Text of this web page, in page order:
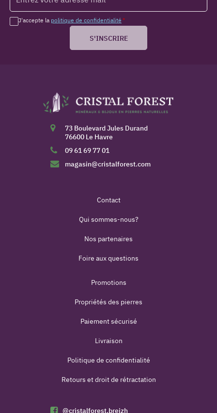
J'accepte la politique de confidentialité *
S'INSCRIRE
73 Boulevard Jules Durand
76600 Le Havre
09 61 69 77 01
magasin@cristalforest.com
Contact
Qui sommes-nous?
Nos partenaires
Foire aux questions
Promotions
Propriétés des pierres
Paiement sécurisé
Livraison
Politique de confidentialité
Retours et droit de rétractation
@cristalforest.breizh